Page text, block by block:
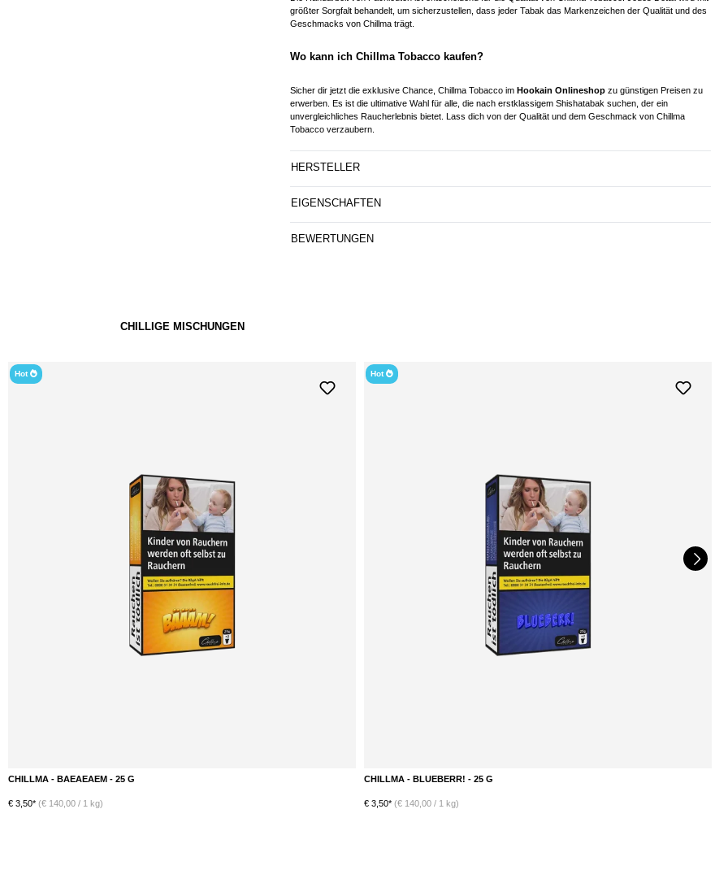
größter Sorgfalt behandelt, um sicherzustellen, dass jeder Tabak das Markenzeichen der Qualität und des
Geschmacks von Chillma trägt.
Wo kann ich Chillma Tobacco kaufen?
Sicher dir jetzt die exklusive Chance, Chillma Tobacco im Hookain Onlineshop zu günstigen Preisen zu
erwerben. Es ist die ultimative Wahl für alle, die nach erstklassigem Shishatabak suchen, der ein
unvergleichliches Raucherlebnis bietet. Lass dich von der Qualität und dem Geschmack von Chillma
Tobacco verzaubern.
HERSTELLER
EIGENSCHAFTEN
BEWERTUNGEN
CHILLIGE MISCHUNGEN
Hot
CHILLMA - BLUEBERR! - 25 G
€ 3,50* (€ 140,00 / 1 kg)
Letztes Exemplar
CHILLMA - CHERRI BERRI - 25 G
€ 3,50* (€ 140,00 / 1 kg)